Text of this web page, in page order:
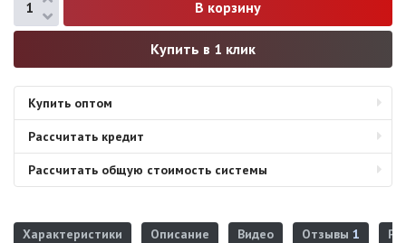
Купить в 1 клик
Купить оптом
Рассчитать кредит
Рассчитать общую стоимость системы
Характеристики Описание Видео Отзывы 1